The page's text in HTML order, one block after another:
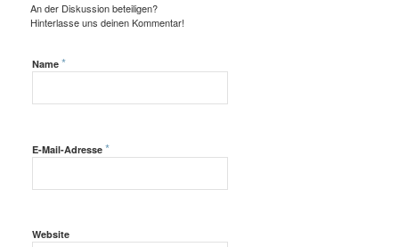
An der Diskussion beteiligen?
Hinterlasse uns deinen Kommentar!
Name *
E-Mail-Adresse *
Website